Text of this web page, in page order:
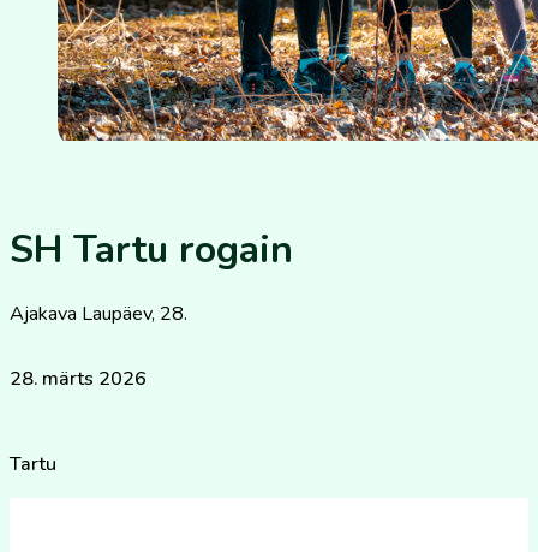
SH Tartu rogain
Ajakava Laupäev, 28.
28. märts 2026
Tartu